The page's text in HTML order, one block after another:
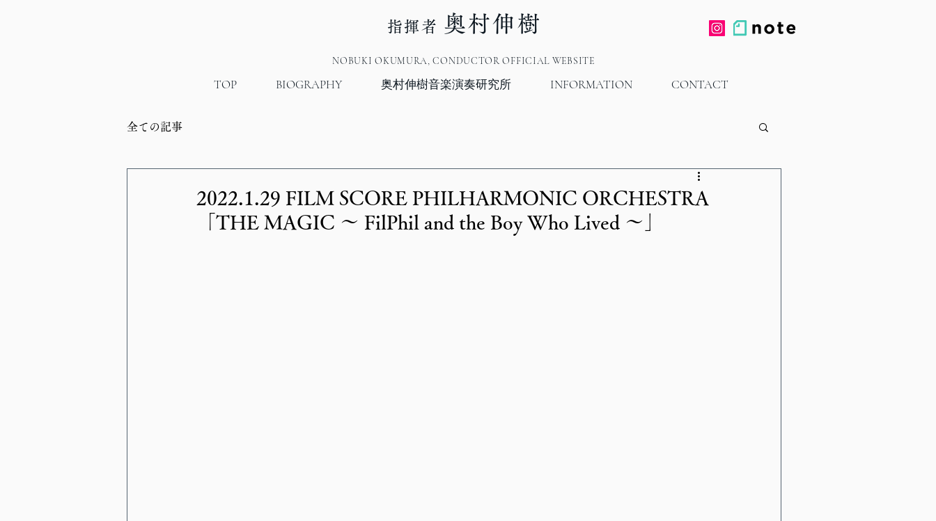
指揮者 奥村伸樹
NOBUKI OKUMURA, CONDUCTOR OFFICIAL WEBSITE
TOP BIOGRAPHY 奥村伸樹音楽演奏研究所 INFORMATION CONTACT
全ての記事
2022.1.29 FILM SCORE PHILHARMONIC ORCHESTRA
「THE MAGIC ～ FilPhil and the Boy Who Lived ～」